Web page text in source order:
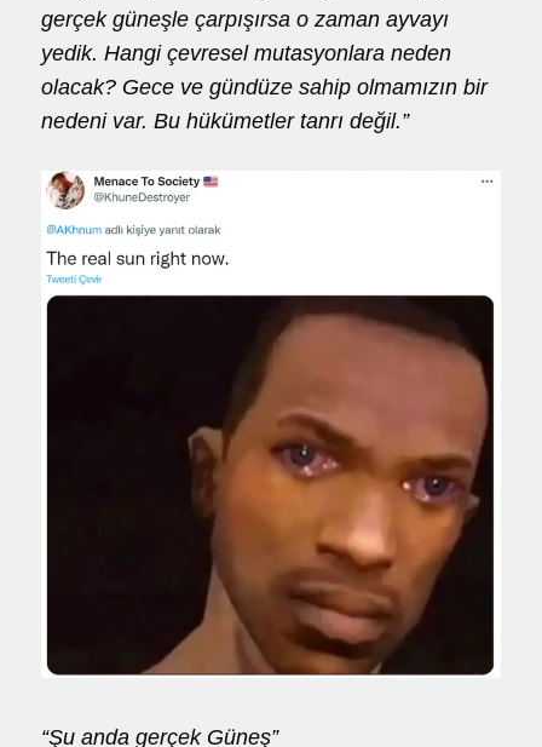
gerçek güneşle çarpışırsa o zaman ayvayı
yedik. Hangi çevresel mutasyonlara neden
olacak? Gece ve gündüze sahip olmamızın bir
nedeni var. Bu hükümetler tanrı değil.”
“Şu anda gerçek Güneş”